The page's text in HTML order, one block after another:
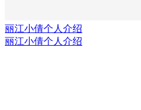
丽江小倩个人介绍
丽江小倩个人介绍